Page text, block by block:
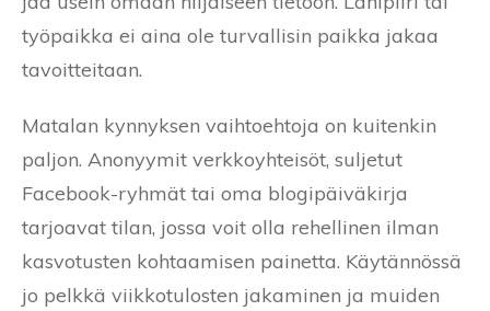
työpaikka ei aina ole turvallisin paikka jakaa
tavoitteitaan.
Matalan kynnyksen vaihtoehtoja on kuitenkin
paljon. Anonyymit verkkoyhteisöt, suljetut
Facebook-ryhmät tai oma blogipäiväkirja
tarjoavat tilan, jossa voit olla rehellinen ilman
kasvotusten kohtaamisen painetta. Käytännössä
jo pelkkä viikkotulosten jakaminen ja muiden